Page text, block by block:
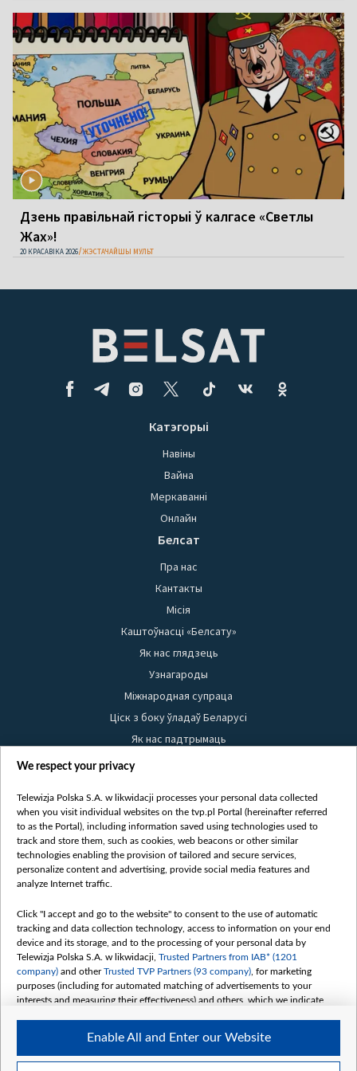
Дзень правільнай гісторыі ў калгасе «Светлы
Жах»!
20 КРАСАВІКА 2026 ЖЭСТАЧАЙШЫ МУЛЬТ
Катэгорыі
Навіны
Вайна
Меркаванні
Онлайн
Белсат
Пра нас
Кантакты
Місія
Каштоўнасці «Белсату»
Як нас глядзець
Узнагароды
Міжнародная супраца
Ціск з боку ўладаў Беларусі
Як нас падтрымаць
Правілы выкарыстання матэрыялаў
Бяспека
Youtube
Белсат news
Белсат Shorts
Жэстачайшы мульт
Belsat English
Biełsat PL
Белсат Now
Белсат History
Белсат Music
Белсат Doc
My consents
We respect your privacy
Telewizja Polska S.A. w likwidacji processes your personal data collected
when you visit individual websites on the tvp.pl Portal (hereinafter referred
to as the Portal), including information saved using technologies used to
track and store them, such as cookies, web beacons or other similar
technologies enabling the provision of tailored and secure services,
personalize content and advertising, provide social media features and
analyze Internet traffic.
Click "I accept and go to the website" to consent to the use of automatic
tracking and data collection technology, access to information on your end
device and its storage, and to the processing of your personal data by
Telewizja Polska S.A. w likwidacji, Trusted Partners from IAB* (1201
company) and otherTrusted TVP Partners (93 company) , for marketing
purposes (including for automated matching of advertisements to your
interests and measuring their effectiveness) and others, which we indicate
The purposes of processing your data by TVP S.A. w likwidacji are as
follows:
Enable All and Enter our Website